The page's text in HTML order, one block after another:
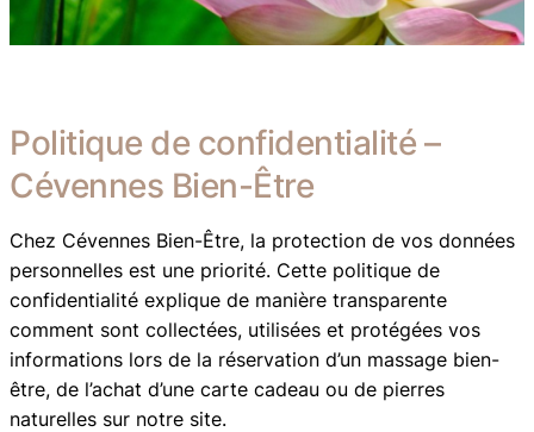
Politique de confidentialité –
Cévennes Bien-Être
Chez Cévennes Bien-Être, la protection de vos données
personnelles est une priorité. Cette politique de
confidentialité explique de manière transparente
comment sont collectées, utilisées et protégées vos
informations lors de la réservation d’un massage bien-
être, de l’achat d’une carte cadeau ou de pierres
naturelles sur notre site.